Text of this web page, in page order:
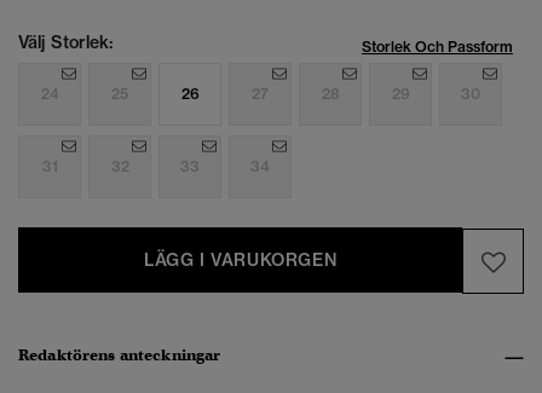
Välj Storlek: Storlek Och Passform
24 25 26 27 28 29 30
31 32 33 34
LÄGG I VARUKORGEN
Redaktörens anteckningar